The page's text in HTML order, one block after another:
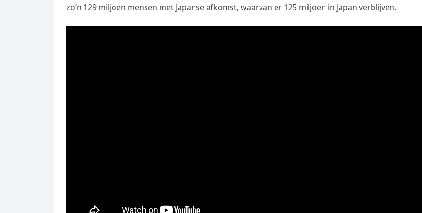
zo’n 129 miljoen mensen met Japanse afkomst, waarvan er 125 miljoen in Japan verblijven.